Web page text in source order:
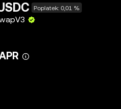
Poplatek: 0,01 %